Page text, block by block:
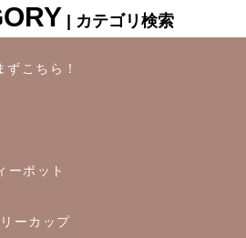
いかがです？松助窯ロックグラス
なトルコブルーのお皿が限定入荷しま
| カテゴリ検索
ずこちら！
ーポット
ーカップ